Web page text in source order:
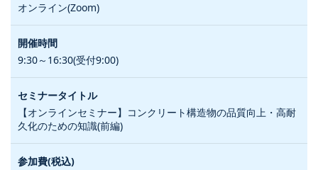
オンライン(Zoom)
9:30～16:30(受付9:00)
【オンラインセミナー】コンクリート構造物の品質向上・高耐
久化のための知識(前編)